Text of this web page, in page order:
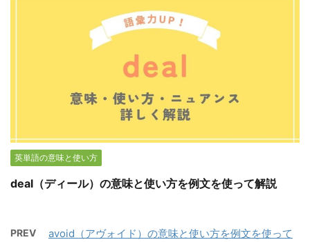
英単語の意味と使い方
deal（ディール）の意味と使い方を例文を使って解説
PREV
avoid（アヴォイド）の意味と使い方を例文を使って